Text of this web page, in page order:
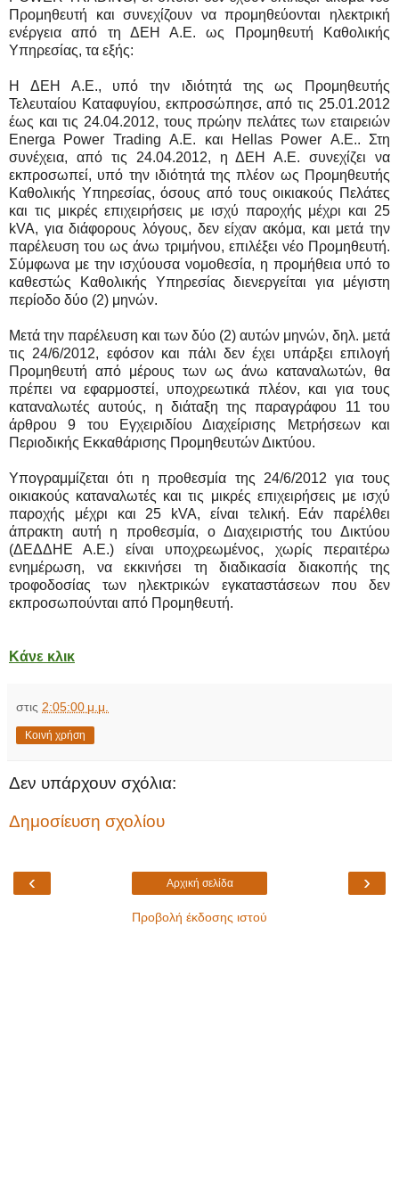
Προμηθευτή και συνεχίζουν να προμηθεύονται ηλεκτρική
ενέργεια από τη ΔΕΗ Α.Ε. ως Προμηθευτή Καθολικής
Υπηρεσίας, τα εξής:
Η ΔΕΗ Α.Ε., υπό την ιδιότητά της ως Προμηθευτής
Τελευταίου Καταφυγίου, εκπροσώπησε, από τις 25.01.2012
έως και τις 24.04.2012, τους πρώην πελάτες των εταιρειών
Energa Power Trading Α.Ε. και Hellas Power Α.Ε.. Στη
συνέχεια, από τις 24.04.2012, η ΔΕΗ Α.Ε. συνεχίζει να
εκπροσωπεί, υπό την ιδιότητά της πλέον ως Προμηθευτής
Καθολικής Υπηρεσίας, όσους από τους οικιακούς Πελάτες
και τις μικρές επιχειρήσεις με ισχύ παροχής μέχρι και 25
kVA, για διάφορους λόγους, δεν είχαν ακόμα, και μετά την
παρέλευση του ως άνω τριμήνου, επιλέξει νέο Προμηθευτή.
Σύμφωνα με την ισχύουσα νομοθεσία, η προμήθεια υπό το
καθεστώς Καθολικής Υπηρεσίας διενεργείται για μέγιστη
περίοδο δύο (2) μηνών.
Μετά την παρέλευση και των δύο (2) αυτών μηνών, δηλ. μετά
τις 24/6/2012, εφόσον και πάλι δεν έχει υπάρξει επιλογή
Προμηθευτή από μέρους των ως άνω καταναλωτών, θα
πρέπει να εφαρμοστεί, υποχρεωτικά πλέον, και για τους
καταναλωτές αυτούς, η διάταξη της παραγράφου 11 του
άρθρου 9 του Εγχειριδίου Διαχείρισης Μετρήσεων και
Περιοδικής Εκκαθάρισης Προμηθευτών Δικτύου.
Υπογραμμίζεται ότι η προθεσμία της 24/6/2012 για τους
οικιακούς καταναλωτές και τις μικρές επιχειρήσεις με ισχύ
παροχής μέχρι και 25 kVA, είναι τελική. Εάν παρέλθει
άπρακτη αυτή η προθεσμία, ο Διαχειριστής του Δικτύου
(ΔΕΔΔΗΕ Α.Ε.) είναι υποχρεωμένος, χωρίς περαιτέρω
ενημέρωση, να εκκινήσει τη διαδικασία διακοπής της
τροφοδοσίας των ηλεκτρικών εγκαταστάσεων που δεν
εκπροσωπούνται από Προμηθευτή.
Κάνε κλικ
στις 2:05:00 μ.μ.
Κοινή χρήση
Δεν υπάρχουν σχόλια:
Δημοσίευση σχολίου
‹ ›
Αρχική σελίδα
Προβολή έκδοσης ιστού